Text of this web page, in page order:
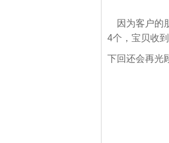
因为客户的
4个，宝贝收
下回还会再光